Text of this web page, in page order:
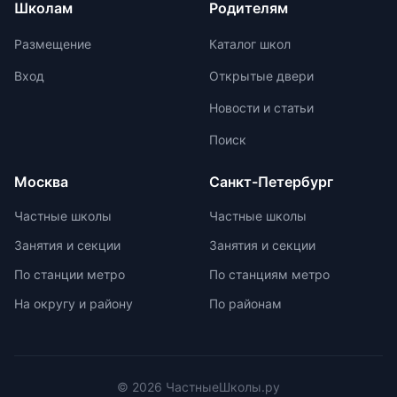
Участие в международных
новый опыт, пройти серьезную
подготовку и пообщаться с
критического и творческого
мышления. Ключевой особенностью
частной школы является небольшая
наполняемость классов, что
развития ребенка. При выборе
частной школы необходимо
недостатки, а также финансовые
возможности семьи. Важно
образовательной лицензии и
платных образовательных услуг.
Школам
Размещение
Вход
Родителям
Каталог школ
Открытые двери
Новости и статьи
Поиск
Москва
Частные школы
Занятия и секции
По станции метро
На округу и району
Санкт-Петербург
Частные школы
Занятия и секции
По станциям метро
По районам
© 2026 ЧастныеШколы.ру